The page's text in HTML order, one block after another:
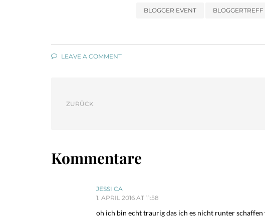
BLOGGER EVENT
LEAVE A COMMENT
ZURÜCK
Kommentare
JESSI CA
1. APRIL 2016 AT 11:58
oh ich bin echt traurig das ich es nicht runter